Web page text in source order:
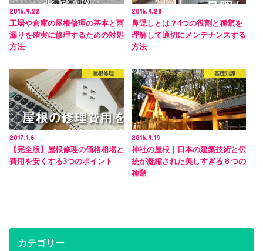
2016.9.22
工場や倉庫の屋根修理の基本と雨
漏りを確実に修理するための対処
方法
2016.9.28
鼻隠しとは？4つの役割と種類を
理解して適切にメンテナンスする
方法
屋根修理
2017.1.6
【完全版】屋根修理の価格相場と
費用を安くする3つのポイント
基礎知識
2016.9.19
神社の屋根｜日本の建築技術と伝
統が凝縮された美しすぎる６つの
種類
カテゴリー